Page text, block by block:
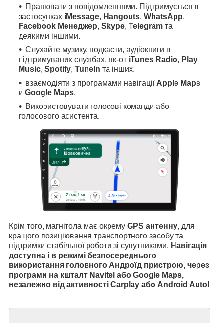
Працювати з повідомленнями. Підтримується в
застосунках iMessage, Hangouts, WhatsApp,
Facebook Менеджер, Skype, Telegram та
деякими іншими.
Слухайте музику, подкасти, аудіокниги в
підтримуваних службах, як-от iTunes Radio, Play
Music, Spotify, TuneIn та інших.
взаємодіяти з програмами навігації Apple Maps
и Google Maps.
Використовувати голосові команди або
голосового асистента.
Крім того, магнітола має окрему GPS антенну, для
кращого позиціювання транспортного засобу та
підтримки стабільної роботи зі супутниками. Навігація
доступна і в режимі безпосереднього
використання головного Андроїд пристрою, через
програми на кшталт Navitel або Google Maps,
незалежно від активності Carplay або Android Auto!